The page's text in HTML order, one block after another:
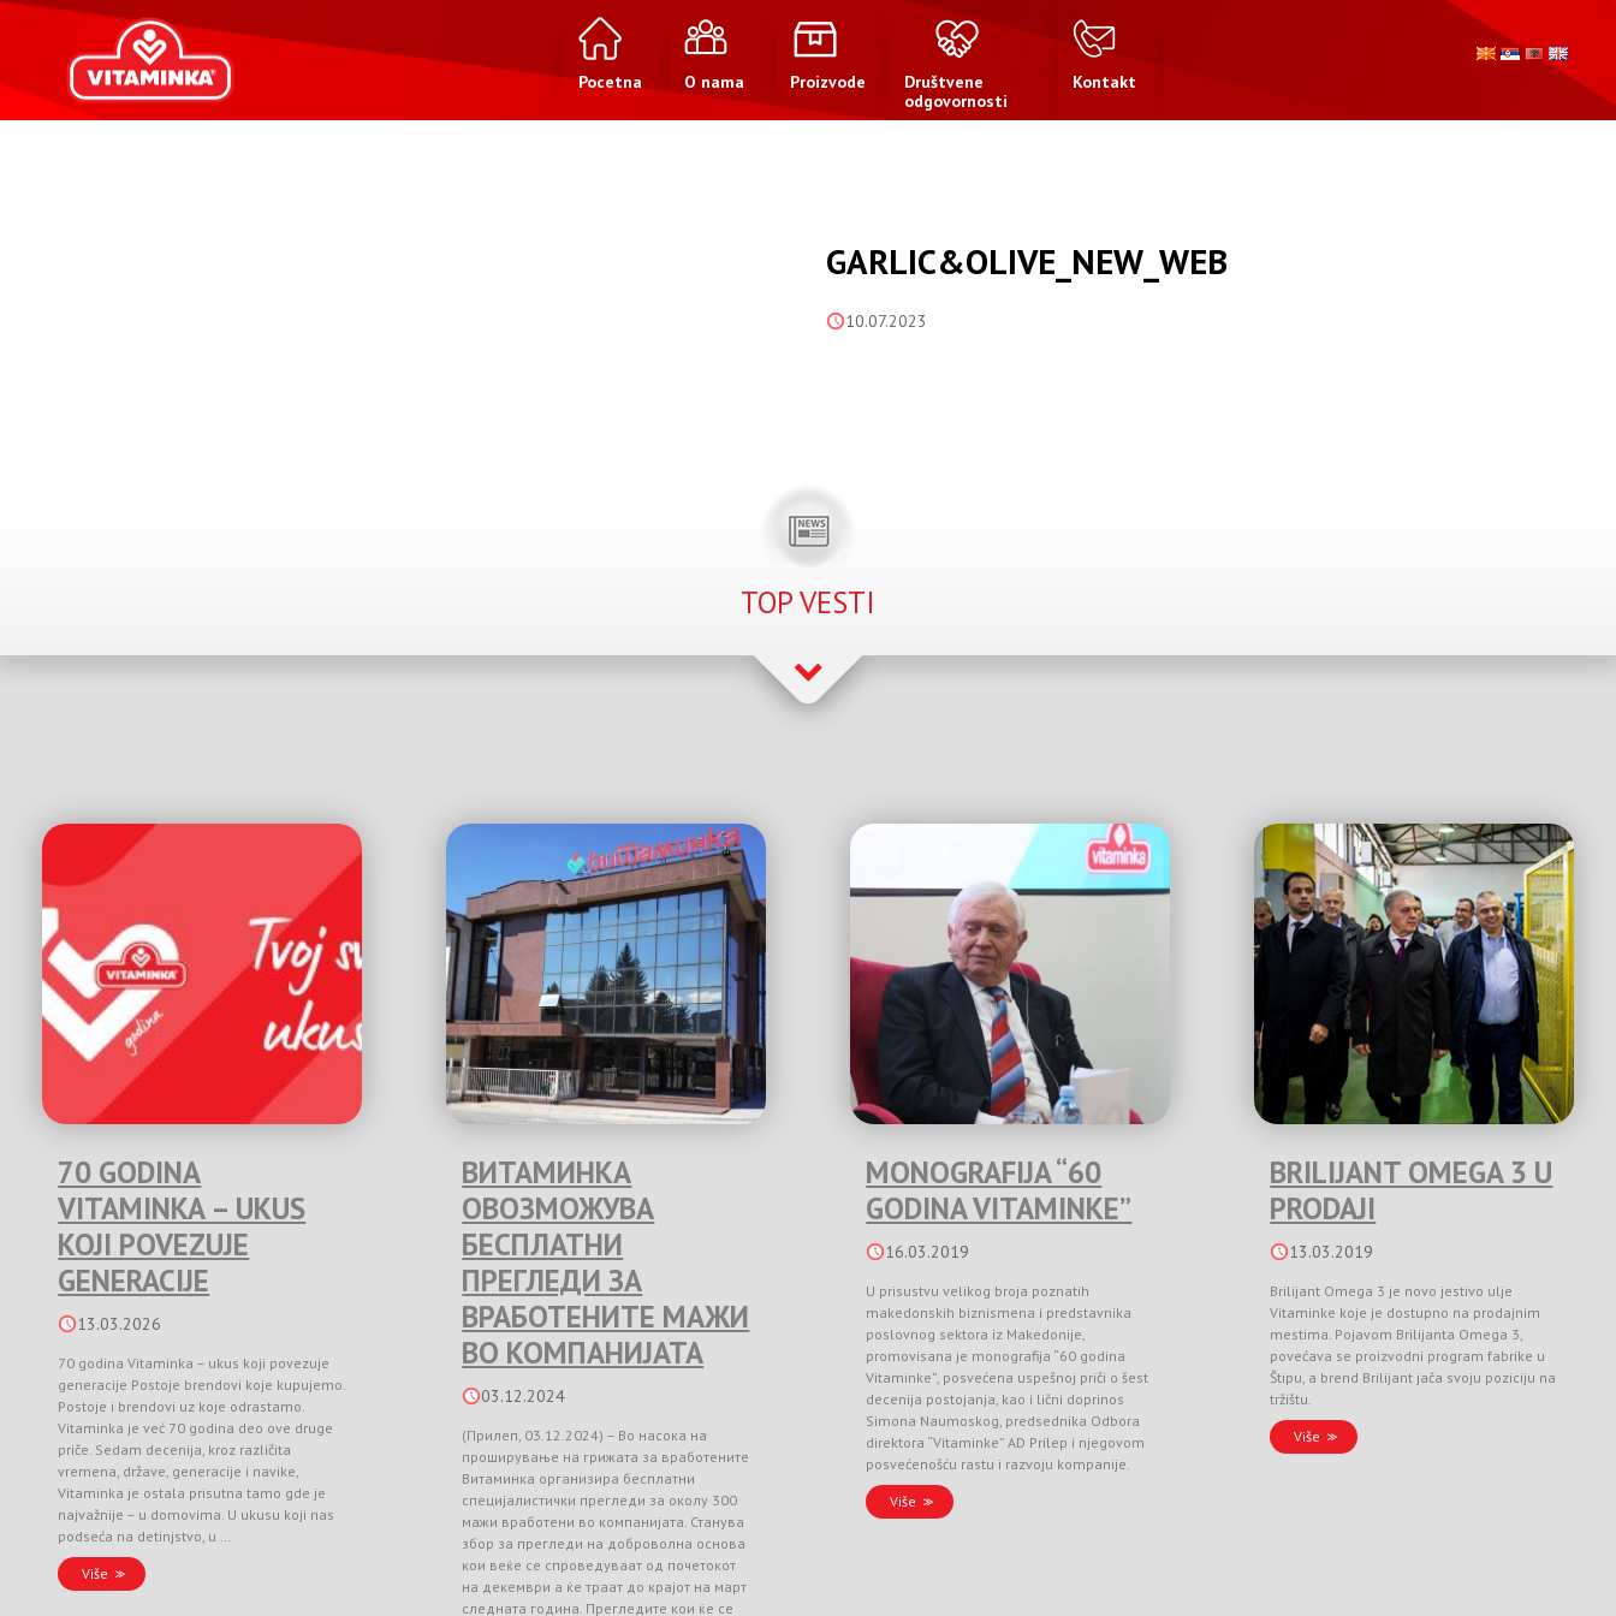
Pocetna O nama Proizvode
Društvene
odgovornosti
Kontakt
GARLIC&OLIVE_NEW_WEB
10.07.2023
TOP VESTI
70 GODINA
VITAMINKA – UKUS
KOJI POVEZUJE
GENERACIJE
13.03.2026
70 godina Vitaminka – ukus koji povezuje
generacije Postoje brendovi koje kupujemo.
Postoje i brendovi uz koje odrastamo.
Vitaminka je već 70 godina deo ove druge
priče. Sedam decenija, kroz različita
vremena, države, generacije i navike,
Vitaminka je ostala prisutna tamo gde je
najvažnije – u domovima. U ukusu koji nas
podseća na detinjstvo, u …
Više
ВИТАМИНКА
ОВОЗМОЖУВА
БЕСПЛАТНИ
ПРЕГЛЕДИ ЗА
ВРАБОТЕНИТЕ МАЖИ
ВО КОМПАНИЈАТА
03.12.2024
(Прилеп, 03.12.2024) – Во насока на
проширување на грижата за вработените
Витаминка организира бесплатни
специјалистички прегледи за околу 300
мажи вработени во компанијата. Станува
збор за прегледи на доброволна основа
кои веќе се спроведуваат од почетокот
на декември а ќе траат до крајот на март
следната година. Прегледите кои ќе се
MONOGRAFIJA “60
GODINA VITAMINKE”
16.03.2019
U prisustvu velikog broja poznatih
makedonskih biznismena i predstavnika
poslovnog sektora iz Makedonije,
promovisana je monografija “60 godina
Vitaminke”, posvećena uspešnoj priči o šest
decenija postojanja, kao i lični doprinos
Simona Naumoskog, predsednika Odbora
direktora “Vitaminke” AD Prilep i njegovom
posvećenošću rastu i razvoju kompanije.
Više
BRILIJANT OMEGA 3 U
PRODAJI
13.03.2019
Brilijant Omega 3 je novo jestivo ulje
Vitaminke koje je dostupno na prodajnim
mestima. Pojavom Brilijanta Omega 3,
povećava se proizvodni program fabrike u
Štipu, a brend Brilijant jača svoju poziciju na
tržištu.
Više